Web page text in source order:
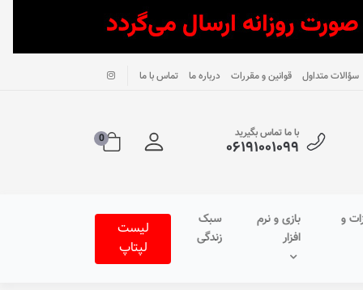
سؤالات متداول قوانین و مقررات درباره ما تماس با ما
با ما تماس بگیرید
۰۶۱۹۱۰۰۱۰۹۹ 0
و
بازی و نرم
افزار
سبک
زندگی
لیست
لپتاپ